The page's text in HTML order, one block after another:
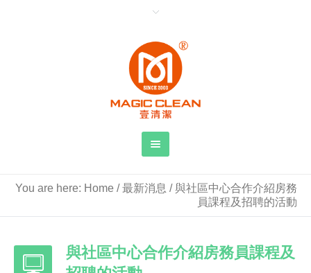
You are here: Home /最新消息 /與社區中心合作介紹房務
員課程及招聘的活動
與社區中心合作介紹房務員課程及